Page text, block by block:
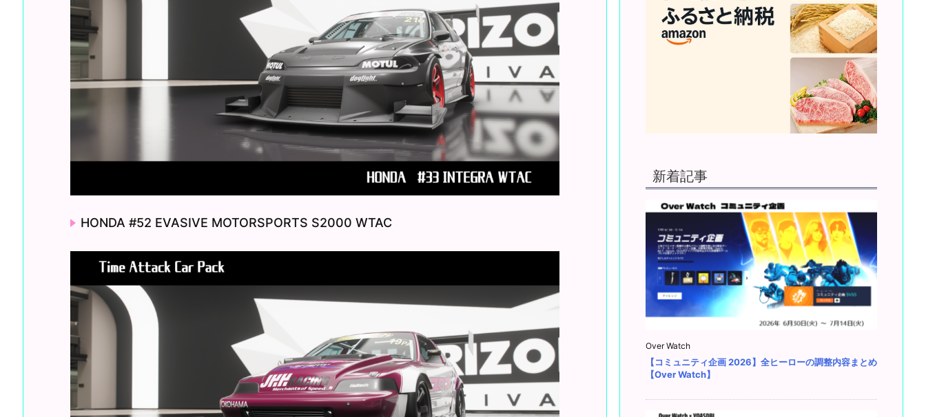
HONDA #52 EVASIVE MOTORSPORTS S2000 WTAC
新着記事
Over Watch
【コミュニティ企画 2026】全ヒーローの調整内容まとめ
【Over Watch】